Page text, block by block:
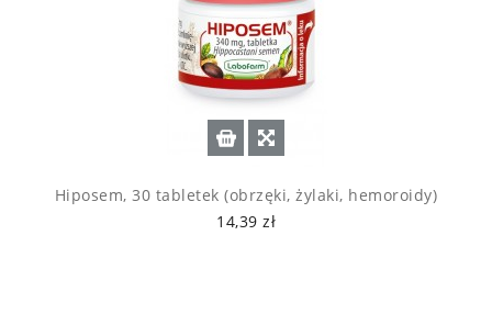
Hiposem, 30 tabletek (obrzęki, żylaki, hemoroidy)
14,39 zł